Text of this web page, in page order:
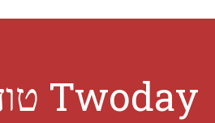
Twoday טודיי